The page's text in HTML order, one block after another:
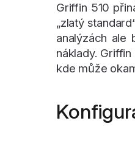
Griffin 510
„zlatý
analýzách ale
náklady.
kde může